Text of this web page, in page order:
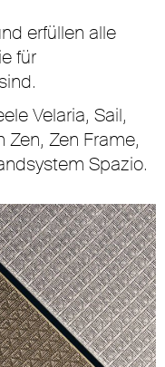
erfüllen alle
für
Velaria, Sail,
Zen, Zen Frame,
Spazio.